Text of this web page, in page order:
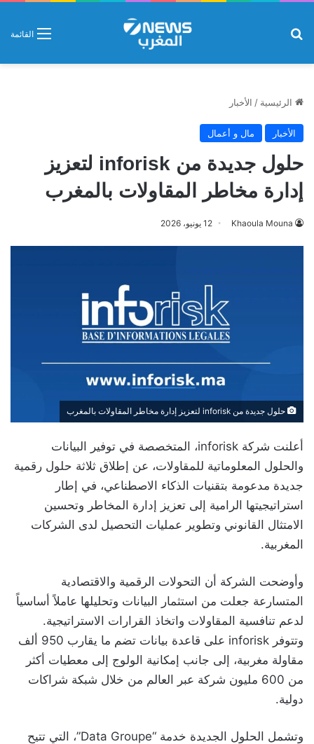
القائمة
الرئيسية / الأخبار
الأخبار مال و أعمال
حلول جديدة من inforisk لتعزيز
إدارة مخاطر المقاولات بالمغرب
Khaoula Mouna 12 يونيو، 2026
حلول جديدة من inforisk لتعزيز إدارة مخاطر المقاولات بالمغرب
أعلنت شركة inforisk، المتخصصة في توفير البيانات
والحلول المعلوماتية للمقاولات، عن إطلاق ثلاثة حلول رقمية
جديدة مدعومة بتقنيات الذكاء الاصطناعي، في إطار
استراتيجيتها الرامية إلى تعزيز إدارة المخاطر وتحسين
الامتثال القانوني وتطوير عمليات التحصيل لدى الشركات
المغربية.
وأوضحت الشركة أن التحولات الرقمية والاقتصادية
المتسارعة جعلت من استثمار البيانات وتحليلها عاملاً أساسياً
لدعم تنافسية المقاولات واتخاذ القرارات الاستراتيجية.
وتتوفر inforisk على قاعدة بيانات تضم ما يقارب 950 ألف
مقاولة مغربية، إلى جانب إمكانية الولوج إلى معطيات أكثر
من 600 مليون شركة عبر العالم من خلال شبكة شراكات
دولية.
وتشمل الحلول الجديدة خدمة “Data Groupe”، التي تتيح